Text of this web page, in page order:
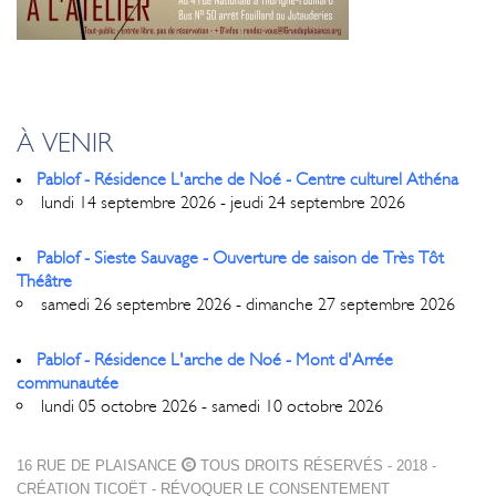
À VENIR
Pablof - Résidence L'arche de Noé - Centre culturel Athéna
lundi 14 septembre 2026 - jeudi 24 septembre 2026
Pablof - Sieste Sauvage - Ouverture de saison de Très Tôt
Théâtre
samedi 26 septembre 2026 - dimanche 27 septembre 2026
Pablof - Résidence L'arche de Noé - Mont d'Arrée
communautée
lundi 05 octobre 2026 - samedi 10 octobre 2026
16 RUE DE PLAISANCE
TOUS DROITS RÉSERVÉS - 2018 -
CRÉATION TICOËT - RÉVOQUER LE CONSENTEMENT